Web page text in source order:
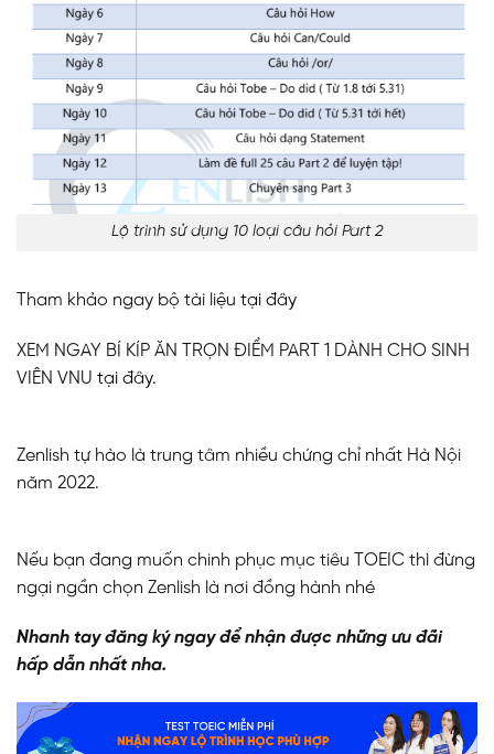
Lộ trình sử dụng 10 loại câu hỏi Part 2
Tham khảo ngay bộ tài liệu tại đây
XEM NGAY BÍ KÍP ĂN TRỌN ĐIỂM PART 1 DÀNH CHO SINH
VIÊN VNU tại đây.
Zenlish tự hào là trung tâm nhiều chứng chỉ nhất Hà Nội
năm 2022.
Nếu bạn đang muốn chinh phục mục tiêu TOEIC thì đừng
ngại ngần chọn Zenlish là nơi đồng hành nhé
Nhanh tay đăng ký ngay để nhận được những ưu đãi
hấp dẫn nhất nha.